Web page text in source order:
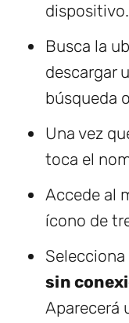
dispositivo.
Busca la
descargar
búsqueda
Una vez
toca el
Accede al
ícono de
sin
Aparecerá